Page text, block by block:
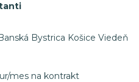
Bystrica Košice Viedeň
mes na kontrakt